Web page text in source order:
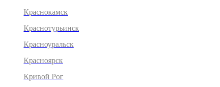
Краснокамск
Краснотурьинск
Красноуральск
Красноярск
Кривой Рог